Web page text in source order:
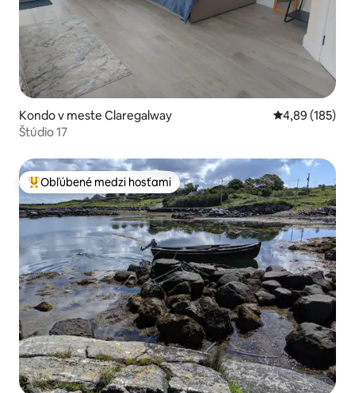
Kondo v meste Claregalway Priemerné
4,89 (185)
Štúdio 17
Najobľúbenejšie medzi hosťami
Obľúbené medzi hosťami